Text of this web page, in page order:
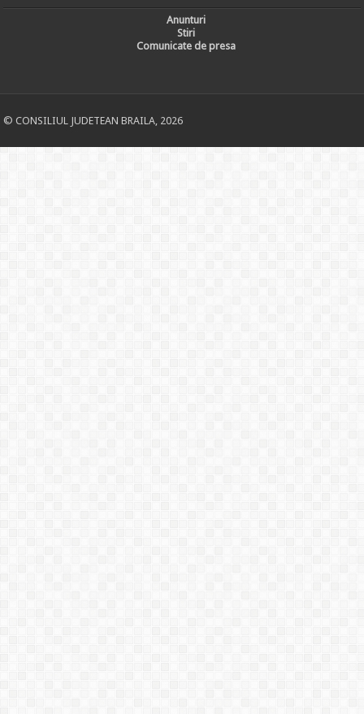
Anunturi
Stiri
Comunicate de presa
© CONSILIUL JUDETEAN BRAILA, 2026